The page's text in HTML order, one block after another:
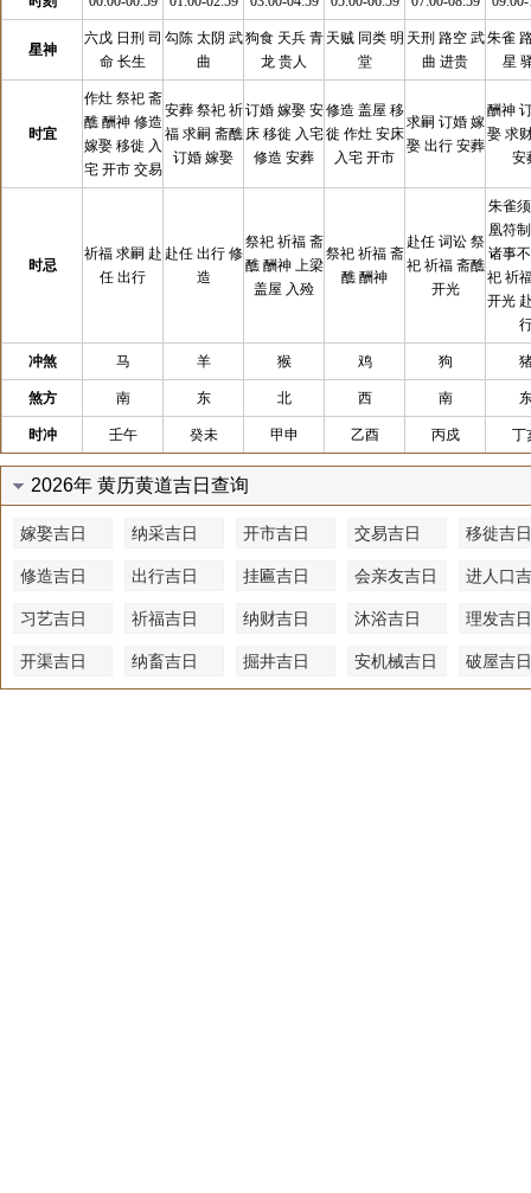
星神
六戊 日刑 司
命 长生
勾陈 太阴 武
曲
狗食 天兵 青
龙 贵人
天贼 同类 明
堂
天刑 路空 武
曲 进贵
朱雀
星
时宜
作灶 祭祀 斋
醮 酬神 修造
嫁娶 移徙 入
宅 开市 交易
安葬 祭祀 祈
福 求嗣 斋醮
订婚 嫁娶
订婚 嫁娶 安
床 移徙 入宅
修造 安葬
修造 盖屋 移
徙 作灶 安床
入宅 开市
求嗣 订婚 嫁
娶 出行 安葬
酬神
娶 求
安
时忌
祈福 求嗣 赴
任 出行
赴任 出行 修
造
祭祀 祈福 斋
醮 酬神 上梁
盖屋 入殓
祭祀 祈福 斋
醮 酬神
赴任 词讼 祭
祀 祈福 斋醮
开光
朱雀
凰符
诸事
祀 祈
开光
冲煞 马 羊 猴 鸡 狗
煞方 南 东 北 西 南
时冲 壬午 癸未 甲申 乙酉 丙戍 丁
2026年 黄历黄道吉日查询
嫁娶吉日 纳采吉日 开市吉日 交易吉日 移徙吉日
修造吉日 出行吉日 挂匾吉日 会亲友吉日 进人口
习艺吉日 祈福吉日 纳财吉日 沐浴吉日 理发吉日
开渠吉日 纳畜吉日 掘井吉日 安机械吉日 破屋吉日